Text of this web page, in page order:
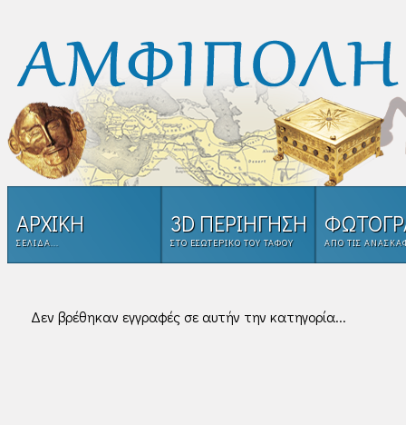
ΑΡΧΙΚΗ
ΣΕΛΊΔΑ...
3D ΠΕΡΙΗΓΗΣΗ
ΣΤΟ ΕΣΩΤΕΡΙΚΌ ΤΟΥ ΤΑΦΟΥ ΑΠΌ ΤΙΣ
Δεν βρέθηκαν εγγραφές σε αυτήν την κατηγορία...